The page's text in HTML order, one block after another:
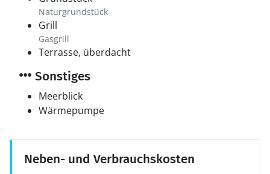
Naturgrundstück
Grill
Gasgrill
Terrasse, überdacht
Sonstiges
Meerblick
Wärmepumpe
Neben- und Verbrauchskosten